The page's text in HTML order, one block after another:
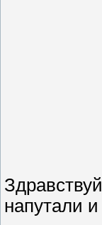
напутали